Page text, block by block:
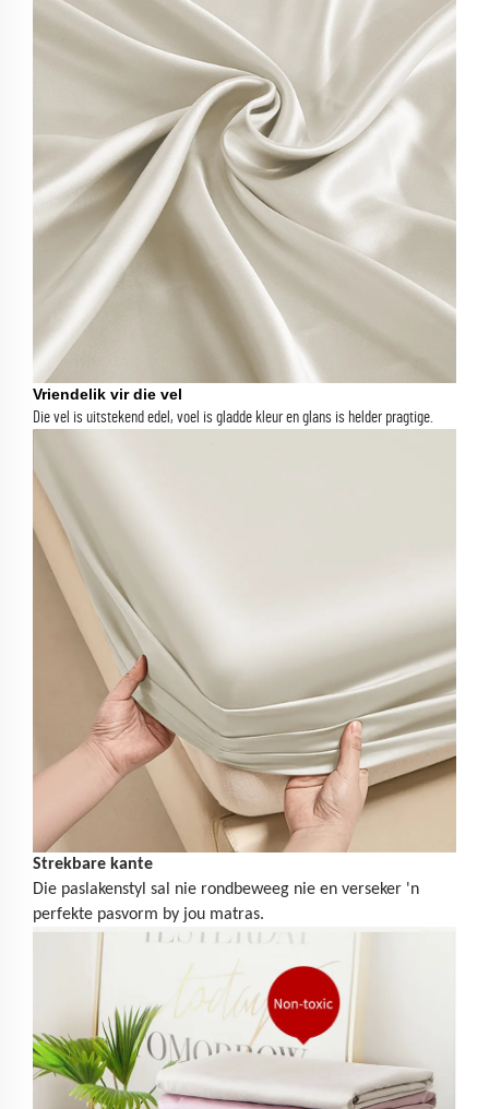
Vriendelik vir die vel
Die vel is uitstekend edel, voel is gladde kleur en glans is helder pragtige.
Strekbare kante
Die paslakenstyl sal nie rondbeweeg nie en verseker 'n
perfekte pasvorm by jou matras.